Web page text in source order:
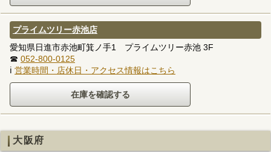
プライムツリー赤池店
愛知県日進市赤池町箕ノ手1 プライムツリー赤池 3F
☎ 052-800-0125
ℹ 営業時間・店休日・アクセス情報はこちら
大阪府